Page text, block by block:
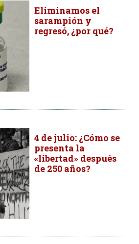
Eliminamos el
sarampión y
regresó, ¿por qué?
4 de julio: ¿Cómo se
presenta la
«libertad» después
de 250 años?